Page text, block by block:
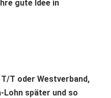
gute Idee in
T oder Westverband,
Lohn später und so